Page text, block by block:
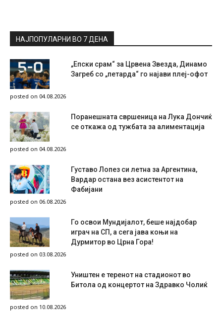
НАЈПОПУЛАРНИ ВО 7 ДЕНА
„Епски срам“ за Црвена Звезда, Динамо
Загреб со „петарда“ го најави плеј-офот
posted on 04.08.2026
Поранешната свршеница на Лука Дончиќ
се откажа од тужбата за алиментација
posted on 04.08.2026
Густаво Лопез си летна за Аргентина,
Вардар остана вез асистентот на
Фабијани
posted on 06.08.2026
Го освои Мундијалот, беше најдобар
играч на СП, а сега јава коњи на
Дурмитор во Црна Гора!
posted on 03.08.2026
Уништен е теренот на стадионот во
Битола од концертот на Здравко Чолиќ
posted on 10.08.2026